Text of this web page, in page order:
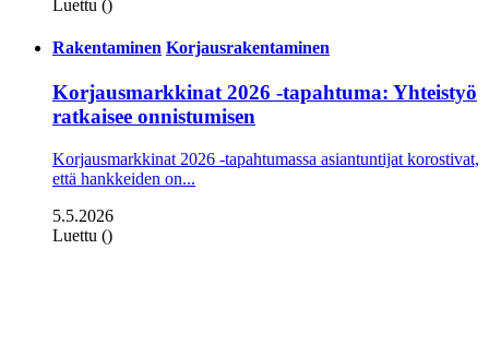
Luettu ()
Rakentaminen Korjausrakentaminen
Korjausmarkkinat 2026 -tapahtuma: Yhteistyö
ratkaisee onnistumisen
Korjausmarkkinat 2026 -tapahtumassa asiantuntijat korostivat,
että hankkeiden on...
5.5.2026
Luettu ()